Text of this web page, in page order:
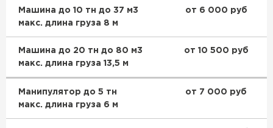
Машина до 10 тн до 37 м3
макс. длина груза 8 м
от 6 000 руб
Машина до 20 тн до 80 м3
макс. длина груза 13,5 м
от 10 500 руб
Манипулятор до 5 тн
макс. длина груза 6 м
от 7 000 руб